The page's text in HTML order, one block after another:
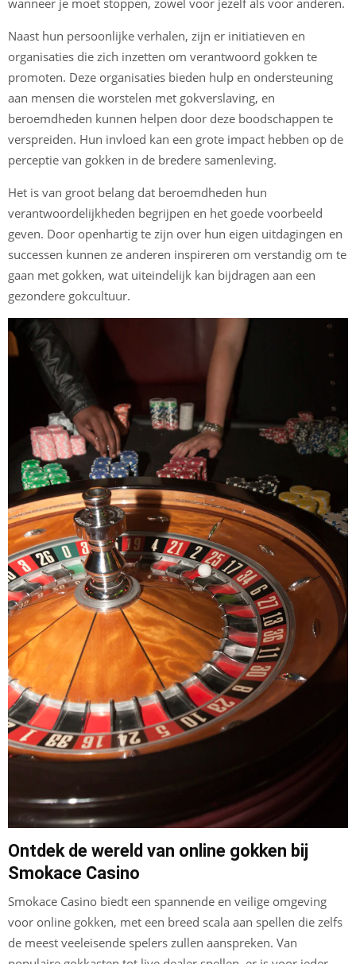
wanneer je moet stoppen, zowel voor jezelf als voor anderen.
Naast hun persoonlijke verhalen, zijn er initiatieven en
organisaties die zich inzetten om verantwoord gokken te
promoten. Deze organisaties bieden hulp en ondersteuning
aan mensen die worstelen met gokverslaving, en
beroemdheden kunnen helpen door deze boodschappen te
verspreiden. Hun invloed kan een grote impact hebben op de
perceptie van gokken in de bredere samenleving.
Het is van groot belang dat beroemdheden hun
verantwoordelijkheden begrijpen en het goede voorbeeld
geven. Door openhartig te zijn over hun eigen uitdagingen en
successen kunnen ze anderen inspireren om verstandig om te
gaan met gokken, wat uiteindelijk kan bijdragen aan een
gezondere gokcultuur.
Ontdek de wereld van online gokken bij
Smokace Casino
Smokace Casino biedt een spannende en veilige omgeving
voor online gokken, met een breed scala aan spellen die zelfs
de meest veeleisende spelers zullen aanspreken. Van